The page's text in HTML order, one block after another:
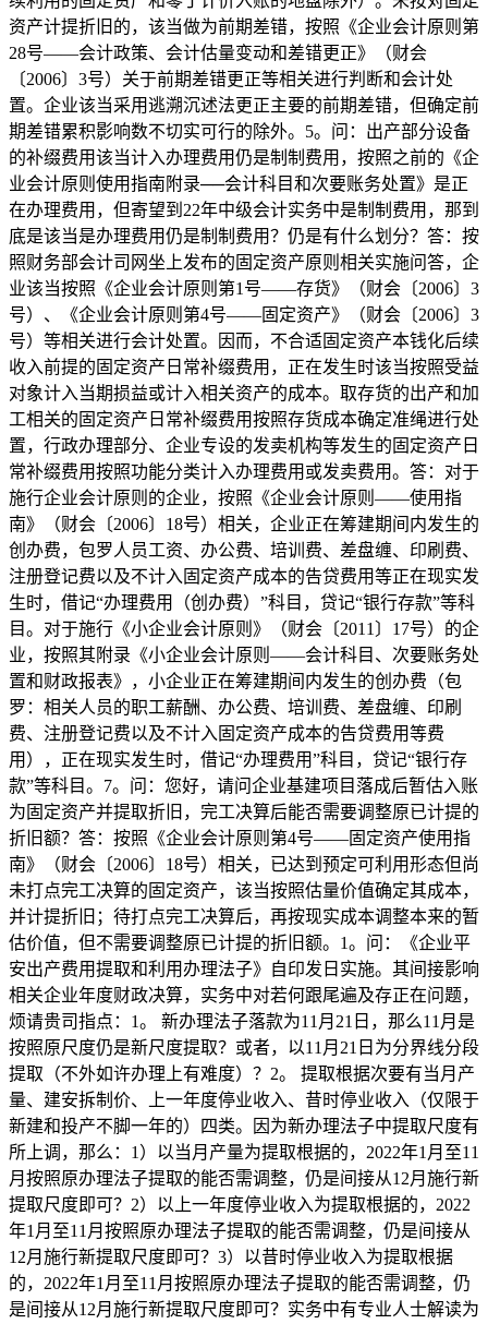
资产计提折旧的，该当做为前期差错，按照《企业会计原则第
28号——会计政策、会计估量变动和差错更正》（财会
〔2006〕3号）关于前期差错更正等相关进行判断和会计处
置。企业该当采用逃溯沉述法更正主要的前期差错，但确定前
期差错累积影响数不切实可行的除外。5。问：出产部分设备
的补缀费用该当计入办理费用仍是制制费用，按照之前的《企
业会计原则使用指南附录──会计科目和次要账务处置》是正
在办理费用，但寄望到22年中级会计实务中是制制费用，那到
底是该当是办理费用仍是制制费用？仍是有什么划分？答：按
照财务部会计司网坐上发布的固定资产原则相关实施问答，企
业该当按照《企业会计原则第1号——存货》（财会〔2006〕3
号）、《企业会计原则第4号——固定资产》（财会〔2006〕3
号）等相关进行会计处置。因而，不合适固定资产本钱化后续
收入前提的固定资产日常补缀费用，正在发生时该当按照受益
对象计入当期损益或计入相关资产的成本。取存货的出产和加
工相关的固定资产日常补缀费用按照存货成本确定准绳进行处
置，行政办理部分、企业专设的发卖机构等发生的固定资产日
常补缀费用按照功能分类计入办理费用或发卖费用。答：对于
施行企业会计原则的企业，按照《企业会计原则——使用指
南》（财会〔2006〕18号）相关，企业正在筹建期间内发生的
创办费，包罗人员工资、办公费、培训费、差盘缠、印刷费、
注册登记费以及不计入固定资产成本的告贷费用等正在现实发
生时，借记“办理费用（创办费）”科目，贷记“银行存款”等科
目。对于施行《小企业会计原则》（财会〔2011〕17号）的企
业，按照其附录《小企业会计原则——会计科目、次要账务处
置和财政报表》，小企业正在筹建期间内发生的创办费（包
罗：相关人员的职工薪酬、办公费、培训费、差盘缠、印刷
费、注册登记费以及不计入固定资产成本的告贷费用等费
用），正在现实发生时，借记“办理费用”科目，贷记“银行存
款”等科目。7。问：您好，请问企业基建项目落成后暂估入账
为固定资产并提取折旧，完工决算后能否需要调整原已计提的
折旧额？答：按照《企业会计原则第4号——固定资产使用指
南》（财会〔2006〕18号）相关，已达到预定可利用形态但尚
未打点完工决算的固定资产，该当按照估量价值确定其成本，
并计提折旧；待打点完工决算后，再按现实成本调整本来的暂
估价值，但不需要调整原已计提的折旧额。1。问：《企业平
安出产费用提取和利用办理法子》自印发日实施。其间接影响
相关企业年度财政决算，实务中对若何跟尾遍及存正在问题，
烦请贵司指点：1。 新办理法子落款为11月21日，那么11月是
按照原尺度仍是新尺度提取？或者，以11月21日为分界线分段
提取（不外如许办理上有难度）？2。 提取根据次要有当月产
量、建安拆制价、上一年度停业收入、昔时停业收入（仅限于
新建和投产不脚一年的）四类。因为新办理法子中提取尺度有
所上调，那么：1）以当月产量为提取根据的，2022年1月至11
月按照原办理法子提取的能否需调整，仍是间接从12月施行新
提取尺度即可？2）以上一年度停业收入为提取根据的，2022
年1月至11月按照原办理法子提取的能否需调整，仍是间接从
12月施行新提取尺度即可？3）以昔时停业收入为提取根据
的，2022年1月至11月按照原办理法子提取的能否需调整，仍
是间接从12月施行新提取尺度即可？实务中有专业人士解读为